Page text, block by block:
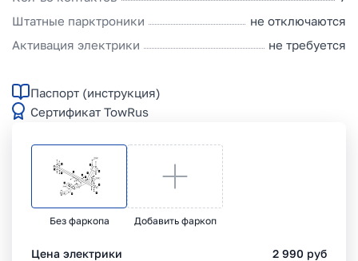
Штатные парктроники
не отключаются
Активация электрики
не требуется
Паспорт (инструкция)
Сертификат TowRus
Без фаркопа Добавить фаркоп
Цена электрики 2 990 руб